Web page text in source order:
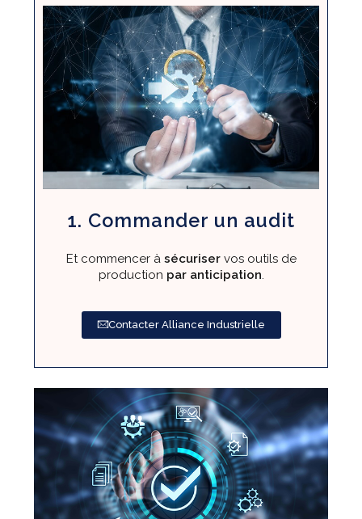
1. Commander un audit
Et commencer à sécuriservos outils de
production par anticipation.​
Contacter Alliance Industrielle